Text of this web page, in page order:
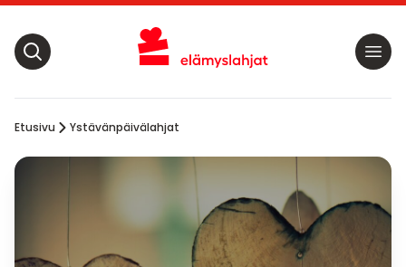
Etusivu Ystävänpäivälahjat